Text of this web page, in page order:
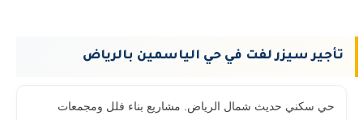
تأجير سيزر لفت في حي الياسمين بالرياض
حي سكني حديث شمال الرياض. مشاريع بناء فلل ومجمعات